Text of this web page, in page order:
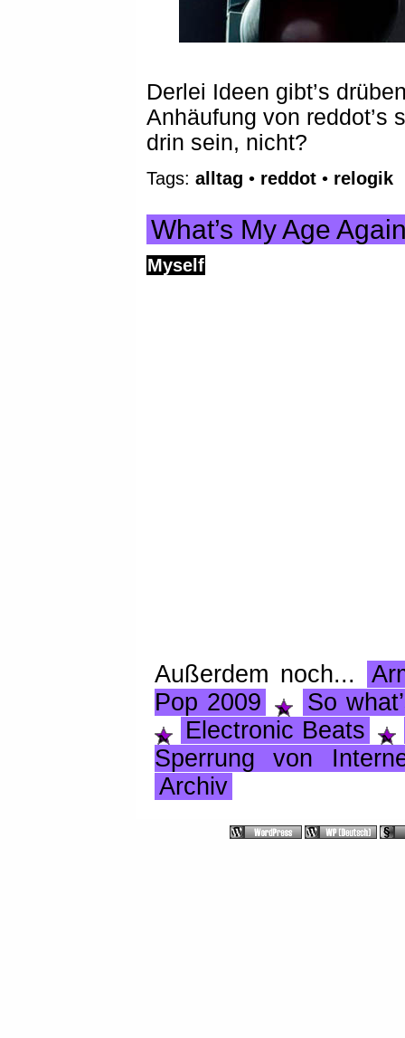
Derlei Ideen gibt’s
Anhäufung von reddot’s
drin sein, nicht?
Tags:alltag • reddot • relogik
What’s My Age
Myself
Außerdem noch...
Pop 2009
So
Electronic Beats
Sperrung von
Archiv